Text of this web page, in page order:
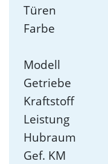
Türen
Farbe
Modell
Getriebe
Kraftstoff
Leistung
Hubraum
Gef. KM